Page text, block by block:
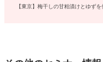
【東京】梅干しの甘粕漬けとゆず